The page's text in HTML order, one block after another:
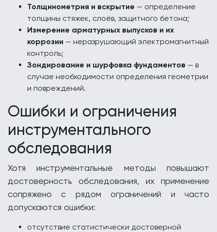
Толщинометрия и вскрытие — определение
толщины стяжек, слоёв, защитного бетона;
Измерение арматурных выпусков и их
коррозии — неразрушающий электромагнитный
контроль;
Зондирование и шурфовка фундаментов — в
случае необходимости определения геометрии
и повреждений.
Ошибки и ограничения
инструментального
обследования
Хотя инструментальные методы повышают
достоверность обследования, их применение
сопряжено с рядом ограничений и часто
допускаются ошибки:
отсутствие статистически достоверной